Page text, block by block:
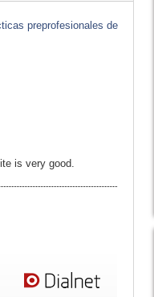
preprofesionales de
is very good.